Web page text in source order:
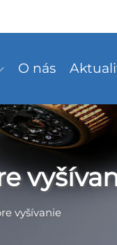
O nás
vyšívanie